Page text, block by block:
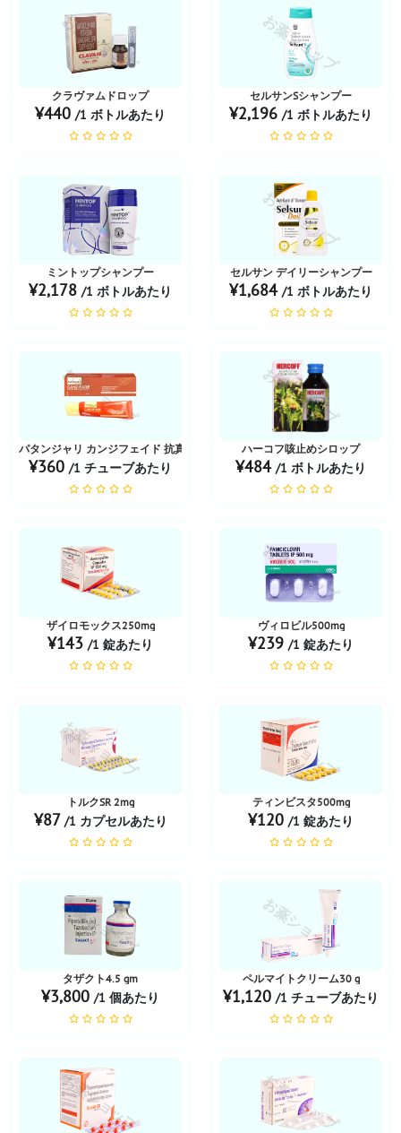
お薬ショップ
クラヴァムドロップ
¥440 /1 ボトルあたり
お薬ショップ
セルサンSシャンプー
¥2,196 /1 ボトルあたり
お薬ショップ
ミントップシャンプー
¥2,178 /1 ボトルあたり
お薬ショップ
セルサン デイリーシャンプー
¥1,684 /1 ボトルあたり
お薬ショップ
パタンジャリ カンジフェイド 抗真菌クリーム
¥360 /1 チューブあたり
お薬ショップ
ハーコフ咳止めシロップ
¥484 /1 ボトルあたり
お薬ショップ
ザイロモックス250mg
¥143 /1 錠あたり
お薬ショップ
ヴィロビル500mg
¥239 /1 錠あたり
お薬ショップ
トルクSR 2mg
¥87 /1 カプセルあたり
お薬ショップ
ティンビスタ500mg
¥120 /1 錠あたり
お薬ショップ
タザクト4.5 gm
¥3,800 /1 個あたり
お薬ショップ
ペルマイトクリーム30 g
¥1,120 /1 チューブあたり
お薬ショップ お薬ショップ